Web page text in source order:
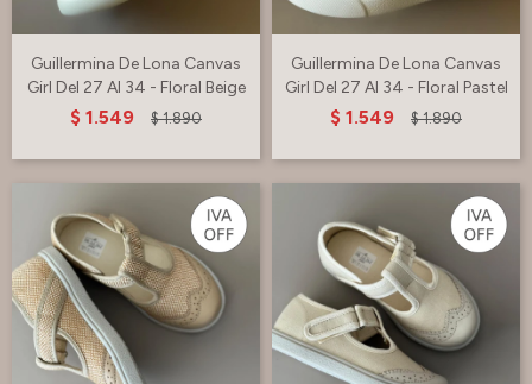
Guillermina De Lona Canvas
Girl Del 27 Al 34 - Floral Beige
$ 1.549 $ 1.890
Guillermina De Lona Canvas
Girl Del 27 Al 34 - Floral Pastel
$ 1.549 $ 1.890